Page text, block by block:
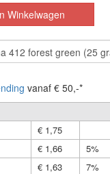
vanaf € 50,-*
€ 1,75
€ 1,66
5%
€ 1,63
7%